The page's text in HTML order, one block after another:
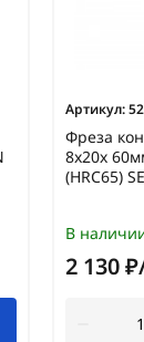
Артикул:
Фреза
8x20х
(HRC65)
В
2 130